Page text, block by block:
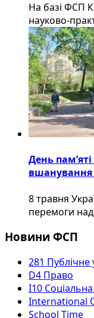
На базі ФСП
науково-
День
вшанування
8 травня
перемоги
Новини ФСП
281 Публічне
D4 Право
I10
International
School Time